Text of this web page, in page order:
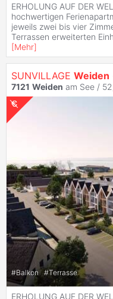
ERHOLUNG AUF DER
hochwertigen
jeweils zwei bis vier
Terrassen erweiterten
[Mehr]
SUNVILLAGE Weiden
7121 Weiden am See /
#Balkon #Terrasse
ERHOLUNG AUF DER